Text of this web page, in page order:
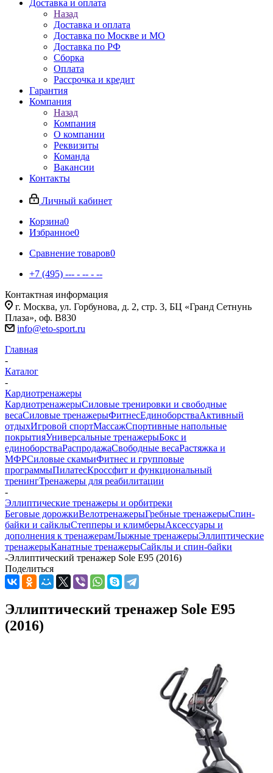
Доставка и оплата
Назад
Доставка и оплата
Доставка по Москве и МО
Доставка по РФ
Сборка
Оплата
Рассрочка и кредит
Гарантия
Компания
Назад
Компания
О компании
Реквизиты
Команда
Вакансии
Контакты
Личный кабинет
Корзина0
Избранное0
Сравнение товаров0
+7 (495) --- - -- - --
Контактная информация
г. Москва, ул. Горбунова, д. 2, стр. 3, БЦ «Гранд Сетнунь
Плаза», оф. В830
info@eto-sport.ru
Главная
-
Каталог
-
Кардиотренажеры
КардиотренажерыСиловые тренировки и свободные
весаСиловые тренажерыФитнесЕдиноборстваАктивный
отдыхИгровой спортМассажСпортивные напольные
покрытияУниверсальные тренажерыБокс и
единоборстваРаспродажаСвободные весаРастяжка и
МФРСиловые скамьиФитнес и групповые
программыПилатесКроссфит и функциональный
тренингТренажеры для реабилитации
-
Эллиптические тренажеры и орбитреки
Беговые дорожкиВелотренажерыГребные тренажерыСпин-
байки и сайклыСтепперы и климберыАксессуары и
дополнения к тренажерамЛыжные тренажерыЭллиптические
тренажерыКанатные тренажерыСайклы и спин-байки
-Эллиптический тренажер Sole E95 (2016)
Поделиться
Эллиптический тренажер Sole E95
(2016)